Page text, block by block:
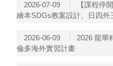
2026-07-09
【課程停
繪本SDGs教案設計、日四外
2026-06-09
2026 龍華
倫多海外實習計畫